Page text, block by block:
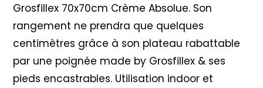
Grosfillex 70x70cm Crème Absolue. Son
rangement ne prendra que quelques
centimètres grâce à son plateau rabattable
par une poignée made by Grosfillex & ses
pieds encastrables. Utilisation indoor et